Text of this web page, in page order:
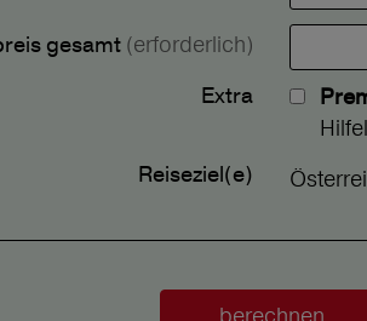
gesamt (erforderlich)
Extra
Reiseziel(e)